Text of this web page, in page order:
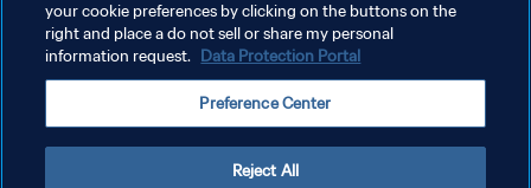
your cookie preferences by clicking on the buttons on the
right and place a do not sell or share my personal
information request. Data Protection Portal
Preference Center
Reject All